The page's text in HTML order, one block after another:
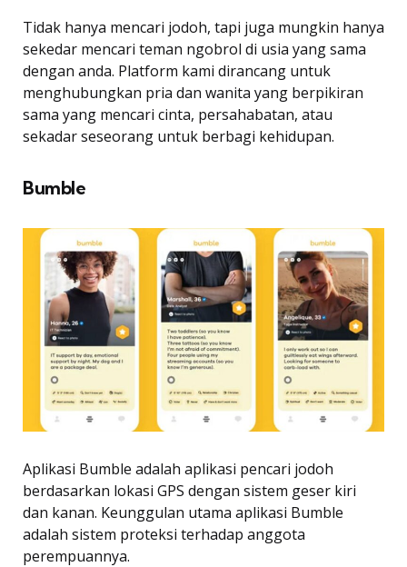
Tidak hanya mencari jodoh, tapi juga mungkin hanya
sekedar mencari teman ngobrol di usia yang sama
dengan anda. Platform kami dirancang untuk
menghubungkan pria dan wanita yang berpikiran
sama yang mencari cinta, persahabatan, atau
sekadar seseorang untuk berbagi kehidupan.
Bumble
Aplikasi Bumble adalah aplikasi pencari jodoh
berdasarkan lokasi GPS dengan sistem geser kiri
dan kanan. Keunggulan utama aplikasi Bumble
adalah sistem proteksi terhadap anggota
perempuannya.